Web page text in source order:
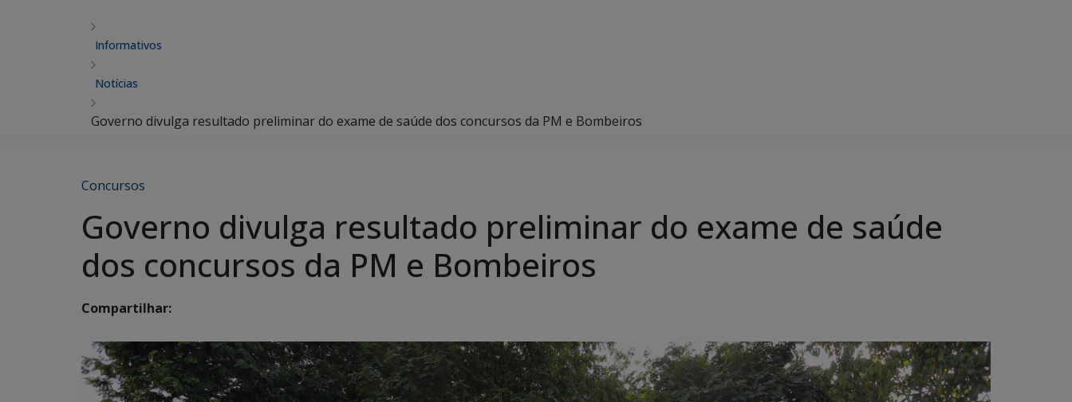
Informativos
Notícias
Governo divulga resultado preliminar do exame de saúde dos concursos da PM e Bombeiros
Concursos
Governo divulga resultado preliminar do exame de saúde
dos concursos da PM e Bombeiros
Compartilhar: